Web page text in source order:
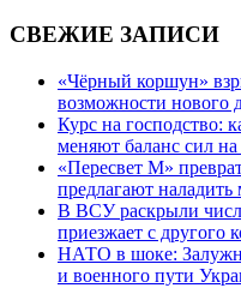
СВЕЖИЕ ЗАПИСИ
«Чёрный коршун»
возможности нового
Курс на
меняют баланс сил
«Пересвет М»
предлагают наладить
В ВСУ раскрыли
приезжает с другого
НАТО в шоке:
и военного пути